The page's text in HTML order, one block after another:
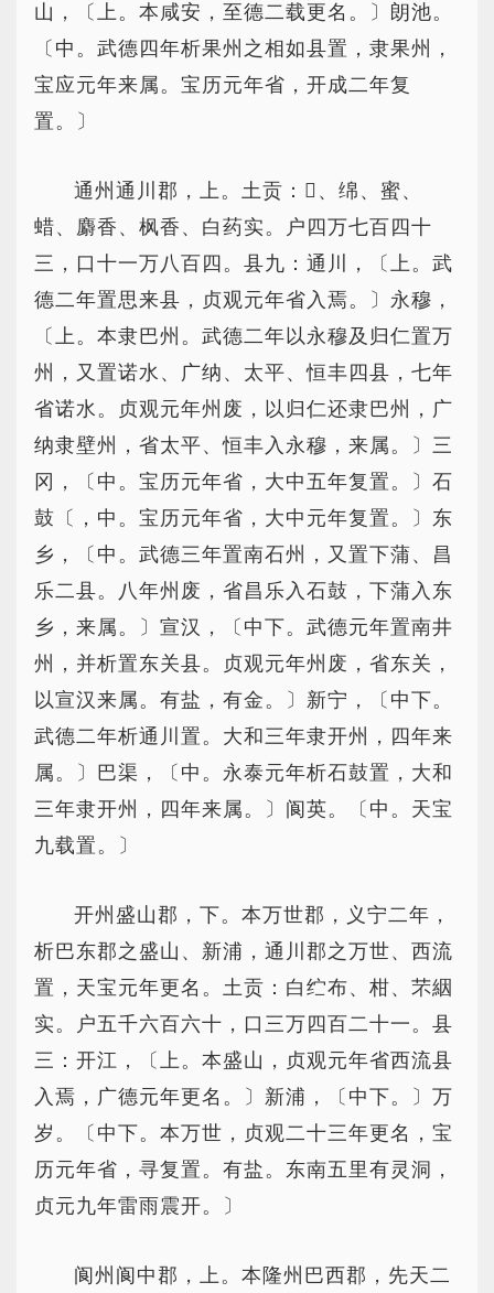
山，〔上。本咸安，至德二载更名。〕朗池。
〔中。武德四年析果州之相如县置，隶果州，
宝应元年来属。宝历元年省，开成二年复
置。〕
通州通川郡，上。土贡：、绵、蜜、
蜡、麝香、枫香、白药实。户四万七百四十
三，口十一万八百四。县九：通川，〔上。武
德二年置思来县，贞观元年省入焉。〕永穆，
〔上。本隶巴州。武德二年以永穆及归仁置万
州，又置诺水、广纳、太平、恒丰四县，七年
省诺水。贞观元年州废，以归仁还隶巴州，广
纳隶壁州，省太平、恒丰入永穆，来属。〕三
冈，〔中。宝历元年省，大中五年复置。〕石
鼓〔，中。宝历元年省，大中元年复置。〕东
乡，〔中。武德三年置南石州，又置下蒲、昌
乐二县。八年州废，省昌乐入石鼓，下蒲入东
乡，来属。〕宣汉，〔中下。武德元年置南井
州，并析置东关县。贞观元年州废，省东关，
以宣汉来属。有盐，有金。〕新宁，〔中下。
武德二年析通川置。大和三年隶开州，四年来
属。〕巴渠，〔中。永泰元年析石鼓置，大和
三年隶开州，四年来属。〕阆英。〔中。天宝
九载置。〕
开州盛山郡，下。本万世郡，义宁二年，
析巴东郡之盛山、新浦，通川郡之万世、西流
置，天宝元年更名。土贡：白纻布、柑、芣絪
实。户五千六百六十，口三万四百二十一。县
三：开江，〔上。本盛山，贞观元年省西流县
入焉，广德元年更名。〕新浦，〔中下。〕万
岁。〔中下。本万世，贞观二十三年更名，宝
历元年省，寻复置。有盐。东南五里有灵洞，
贞元九年雷雨震开。〕
阆州阆中郡，上。本隆州巴西郡，先天二